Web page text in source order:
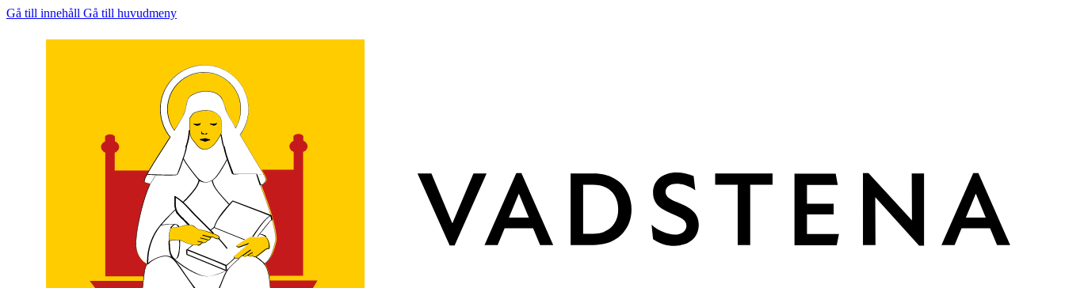
Gå till innehåll Gå till huvudmeny